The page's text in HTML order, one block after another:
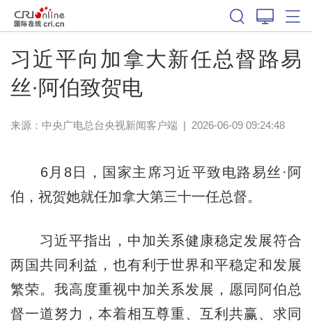
习近平向加拿大新任总督路易
丝·阿伯致贺电
来源： 中央广电总台央视新闻客户端 | 2026-06-09 09:24:48
6月8日，国家主席习近平致电路易丝·阿
伯，祝贺她就任加拿大第三十一任总督。
习近平指出，中加关系健康稳定发展符合
两国共同利益，也有利于世界和平稳定和发展
繁荣。我高度重视中加关系发展，愿同阿伯总
督一道努力，本着相互尊重、互利共赢、求同